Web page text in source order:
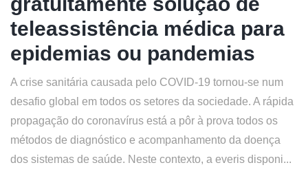
teleassistência médica para
epidemias ou pandemias
A crise sanitária causada pelo COVID-19 tornou-se num
desafio global em todos os setores da sociedade. A rápida
propagação do coronavírus está a pôr à prova todos os
métodos de diagnóstico e acompanhamento da doença
dos sistemas de saúde. Neste contexto, a everis disponi...